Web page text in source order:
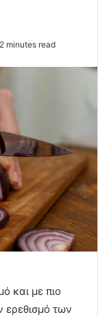
2 minutes read
και με πιο
ερεθισμό των